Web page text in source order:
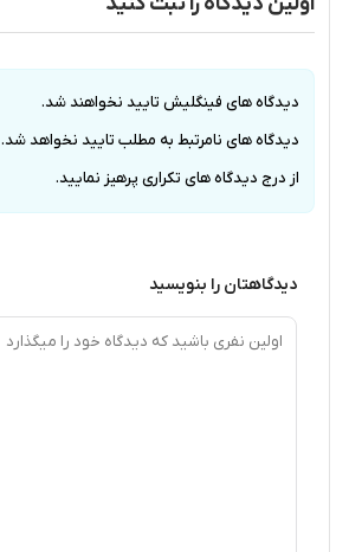
دیدگاه های فینگلیش تایید نخواهند شد.
دیدگاه های نامرتبط به مطلب تایید نخواهد شد.
از درج دیدگاه های تکراری پرهیز نمایید.
دیدگاهتان را بنویسید